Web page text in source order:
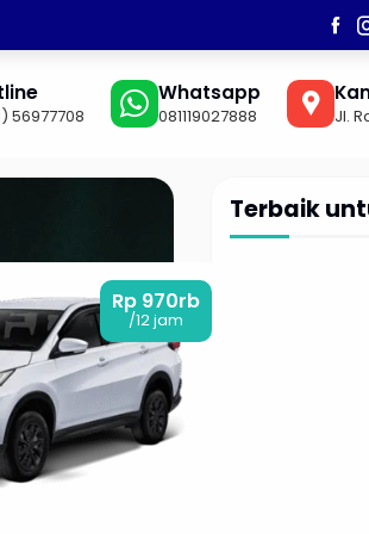
56977708
Whatsapp
081119027888 Jl.
Terbaik
Rp 970rb
/12 jam